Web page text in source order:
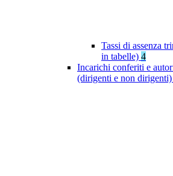
Tassi di assenza
in tabelle) 4
Incarichi conferiti e
(dirigenti e non dirigenti)